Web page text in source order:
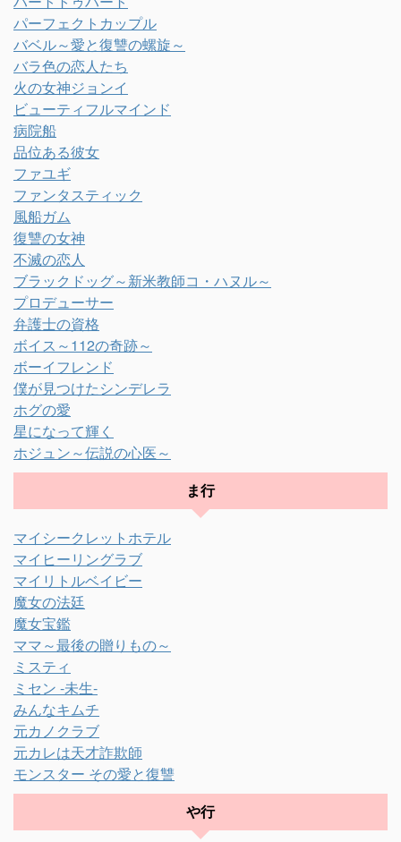
パーフェクトカップル
バベル～愛と復讐の螺旋～
バラ色の恋人たち
火の女神ジョンイ
ビューティフルマインド
病院船
品位ある彼女
ファユギ
ファンタスティック
風船ガム
復讐の女神
不滅の恋人
ブラックドッグ～新米教師コ・ハヌル～
プロデューサー
弁護士の資格
ボイス～112の奇跡～
ボーイフレンド
僕が見つけたシンデレラ
ホグの愛
星になって輝く
ホジュン～伝説の心医～
ま行
マイシークレットホテル
マイヒーリングラブ
マイリトルベイビー
魔女の法廷
魔女宝鑑
ママ～最後の贈りもの～
ミスティ
ミセン -未生-
みんなキムチ
元カノクラブ
元カレは天才詐欺師
モンスター その愛と復讐
や行